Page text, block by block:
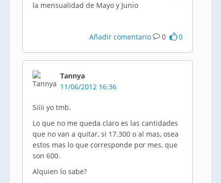
la mensualidad de Mayo y Junio
Añadir comentario 0 0
Tannya
11/06/2012 16:36
Siiii yo tmb.
Lo que no me queda claro es las cantidades
que no van a quitar, si 17.300 o al mas, osea
estos mas lo que corresponde por mes, que
son 600.
Alquien lo sabe?